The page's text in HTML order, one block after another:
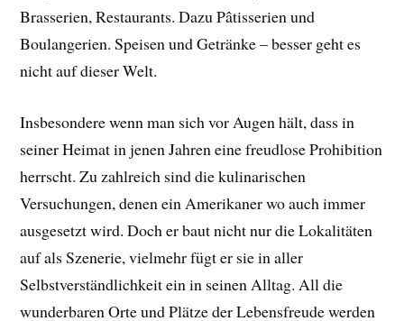
Brasserien, Restaurants. Dazu Pâtisserien und
Boulangerien. Speisen und Getränke – besser geht es
nicht auf dieser Welt.
Insbesondere wenn man sich vor Augen hält, dass in
seiner Heimat in jenen Jahren eine freudlose Prohibition
herrscht. Zu zahlreich sind die kulinarischen
Versuchungen, denen ein Amerikaner wo auch immer
ausgesetzt wird. Doch er baut nicht nur die Lokalitäten
auf als Szenerie, vielmehr fügt er sie in aller
Selbstverständlichkeit ein in seinen Alltag. All die
wunderbaren Orte und Plätze der Lebensfreude werden